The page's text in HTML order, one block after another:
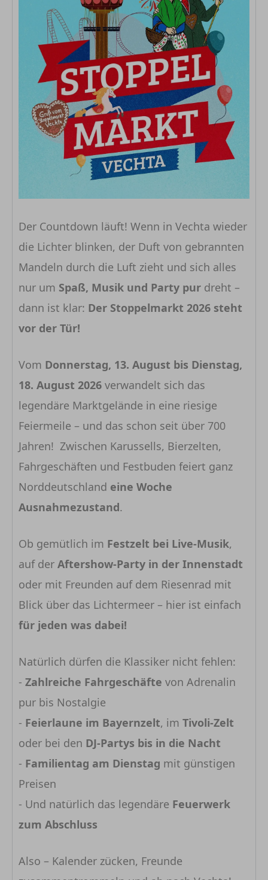
Der Countdown läuft! Wenn in Vechta wieder
die Lichter blinken, der Duft von gebrannten
Mandeln durch die Luft zieht und sich alles
nur um Spaß, Musik und Party pur dreht –
dann ist klar: Der Stoppelmarkt 2026 steht
vor der Tür!
Vom Donnerstag, 13. August bis Dienstag,
18. August 2026 verwandelt sich das
legendäre Marktgelände in eine riesige
Feiermeile – und das schon seit über 700
Jahren! Zwischen Karussells, Bierzelten,
Fahrgeschäften und Festbuden feiert ganz
Norddeutschland eine Woche
Ausnahmezustand.
Ob gemütlich im Festzelt bei Live-Musik,
auf der Aftershow-Party in der Innenstadt
oder mit Freunden auf dem Riesenrad mit
Blick über das Lichtermeer – hier ist einfach
für jeden was dabei!
Natürlich dürfen die Klassiker nicht fehlen:
- Zahlreiche Fahrgeschäfte von Adrenalin
pur bis Nostalgie
- Feierlaune im Bayernzelt, im Tivoli-Zelt
oder bei den DJ-Partys bis in die Nacht
- Familientag am Dienstag mit günstigen
Preisen
- Und natürlich das legendäre Feuerwerk
zum Abschluss
Also – Kalender zücken, Freunde